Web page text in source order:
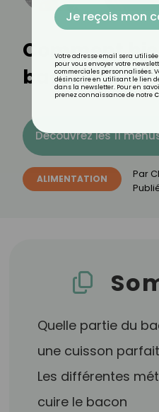
Comment
bacon ?
Découvrez les 11
ALIMENTATION Par
Quelle partie du
une cuisson
Les différentes
cuire le bacon
Je reçois mon
Votre adresse email sera
pour vous envoyer votre
commerciales personnalisées.
désinscrire en utilisant le lien
dans la newsletter. Pour en
prenez connaissance de notre